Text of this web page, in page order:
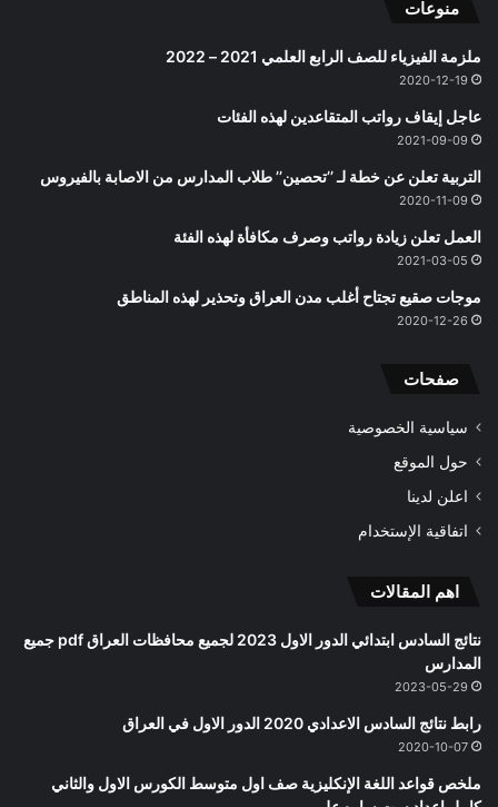
منوعات
ملزمة الفيزياء للصف الرابع العلمي 2021 – 2022
2020-12-19
عاجل إيقاف رواتب المتقاعدين لهذه الفئات
2021-09-09
التربية تعلن عن خطة لـ ’’تحصين’’ طلاب المدارس من الاصابة بالفيروس
2020-11-09
العمل تعلن زيادة رواتب وصرف مكافأة لهذه الفئة
2021-03-05
موجات صقيع تجتاح أغلب مدن العراق وتحذير لهذه المناطق
2020-12-26
صفحات
سياسية الخصوصية
حول الموقع
اعلن لدينا
اتفاقية الإستخدام
اهم المقالات
نتائج السادس ابتدائي الدور الاول 2023 لجميع محافظات العراق pdf جميع
المدارس
2023-05-29
رابط نتائج السادس الاعدادي 2020 الدور الاول في العراق
2020-10-07
ملخص قواعد اللغة الإنكليزية صف اول متوسط الكورس الاول والثاني